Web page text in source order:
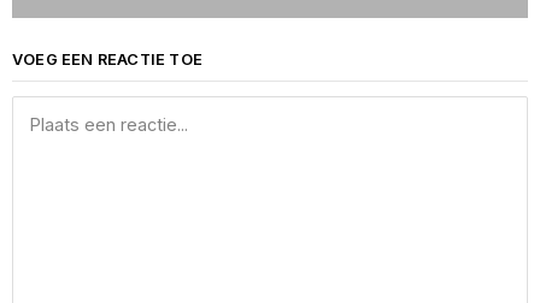
VOEG EEN REACTIE TOE